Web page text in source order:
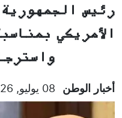
رئيس
الأمريكي
أخبار الوطن 08 يوليو, 2026